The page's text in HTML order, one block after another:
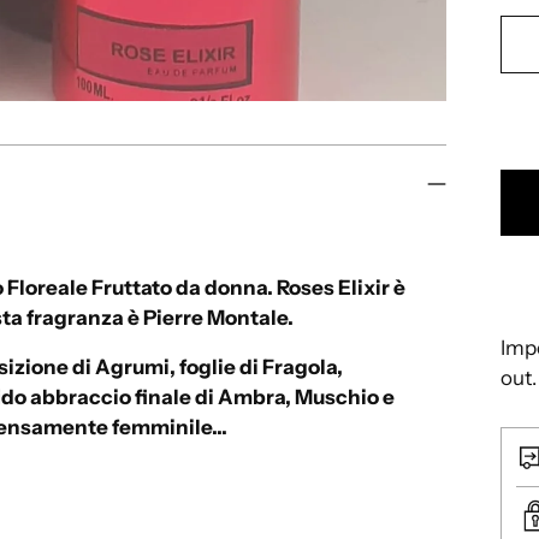
Fruttato da donna. Roses Elixir è
fragranza è Pierre Montale.
di Agrumi, foglie di Fragola,
abbraccio finale di Ambra, Muschio e
femminile...
à
out.